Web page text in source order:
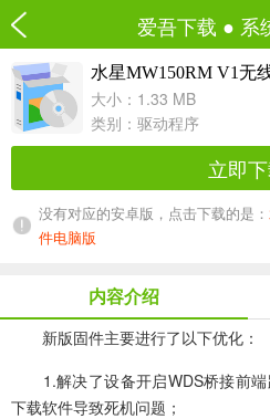
爱吾下载 ● 系
水星MW150RM V1无
大小：1.33 MB
类别： 驱动程序
立即
没有对应的安卓版，点击下载的是：
件电脑版
内容介绍
新版固件主要进行了以下优化：
1.解决了设备开启WDS桥接前端
下载软件导致死机问题；